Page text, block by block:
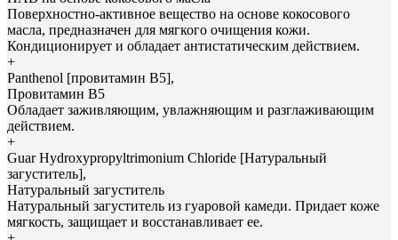
Поверхностно-активное вещество на основе кокосового
масла, предназначен для мягкого очищения кожи.
Кондиционирует и обладает антистатическим действием.
+
Panthenol [провитамин В5],
Провитамин В5
Обладает заживляющим, увлажняющим и разглаживающим
действием.
+
Guar Hydroxypropyltrimonium Chloride [Натуральный
загуститель],
Натуральный загуститель
Натуральный загуститель из гуаровой камеди. Придает коже
мягкость, защищает и восстанавливает ее.